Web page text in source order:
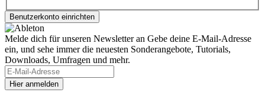
Melde dich für unseren Newsletter an Gebe deine E-Mail-Adresse
ein, und sehe immer die neuesten Sonderangebote, Tutorials,
Downloads, Umfragen und mehr.